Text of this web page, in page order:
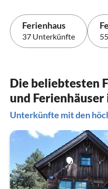
Ferienhaus
37 Unterkünfte
Die beliebtesten
und
Unterkünfte mit den